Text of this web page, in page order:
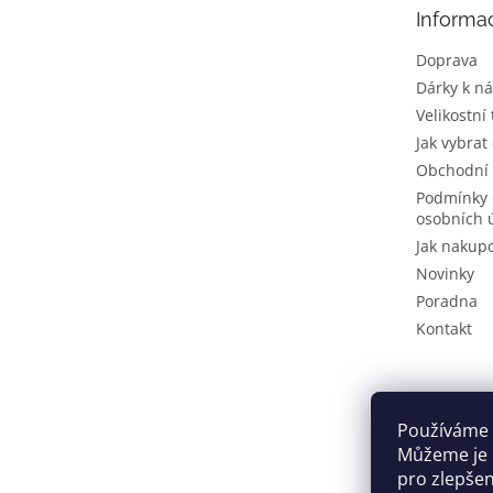
Používáme
Můžeme
pro
Doprava
Dárky k
Velikostní
Jak
osobních
Jak
Novinky
Poradna
Kontakt